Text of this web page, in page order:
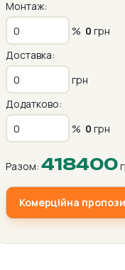
Монтаж:
% 0 грн
Доставка:
грн
Додатково:
% 0 грн
Разом: 418400
Комерційна